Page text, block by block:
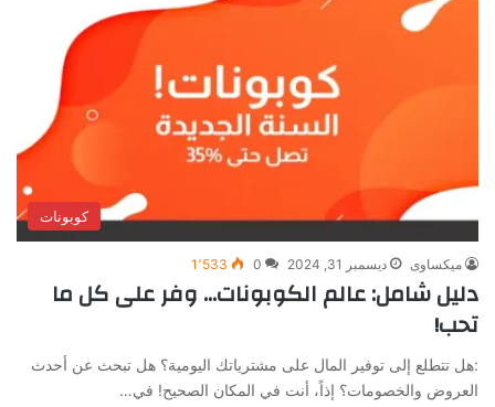
كوبونات
ميكساوى ديسمبر 31, 2024 0 1٬533
دليل شامل: عالم الكوبونات… وفر على كل ما
تحب!
:هل تتطلع إلى توفير المال على مشترياتك اليومية؟ هل تبحث عن أحدث
العروض والخصومات؟ إذاً، أنت في المكان الصحيح! في…